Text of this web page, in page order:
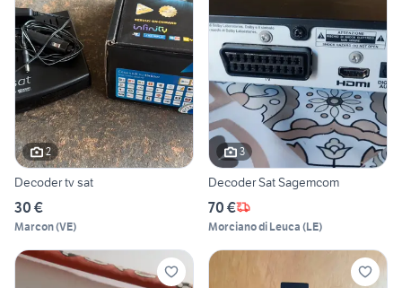
2
Decoder tv sat
30 €
Marcon(VE)
3
Decoder Sat Sagemcom
70 €
Morciano di Leuca (LE)